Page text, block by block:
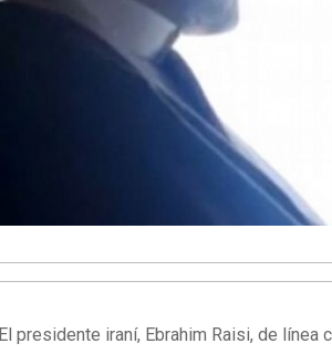
El presidente iraní, Ebrahim Raisi, de